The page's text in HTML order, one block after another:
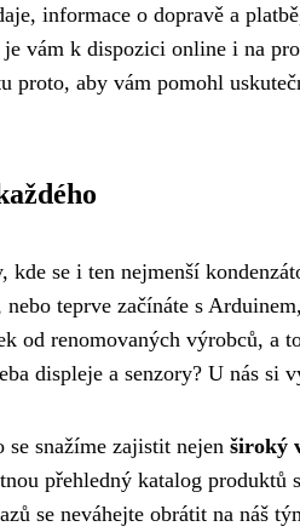
informace o dopravě a
vám k dispozici online i na
proto, aby vám pomohl
se i ten nejmenší
teprve začínáte s
od renomovaných výrobců, a
displeje a senzory? U nás si
snažíme zajistit nejen široký
přehledný katalog
se neváhejte obrátit na náš